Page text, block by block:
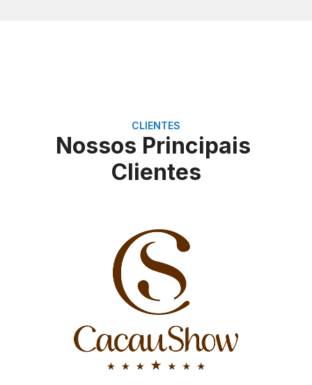
CLIENTES
Nossos Principais
Clientes